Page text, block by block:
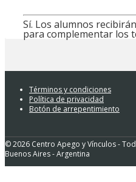
Sí. Los alumnos
para complementar los
Términos y condiciones
Política de privacidad
Botón de arrepentimiento
© 2026 Centro Apego y Vínculos -
Buenos Aires - Argentina